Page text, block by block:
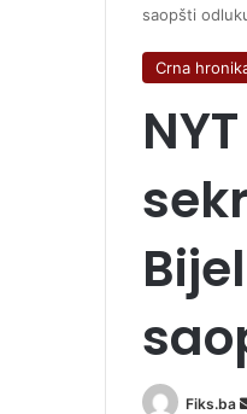
saopšti
Crna
Fiks.ba